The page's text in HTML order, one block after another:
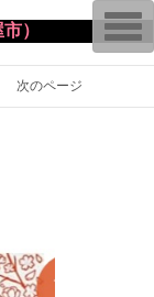
）
次のページ
T
o
g
g